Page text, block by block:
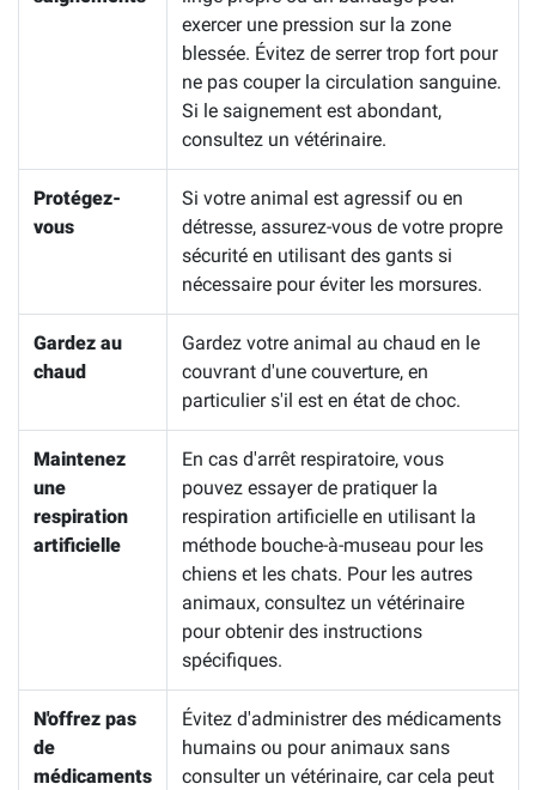
exercer une pression sur la zone
blessée. Évitez de serrer trop fort pour
ne pas couper la circulation sanguine.
Si le saignement est abondant,
consultez un vétérinaire.
Protégez-
vous
Si votre animal est agressif ou en
détresse, assurez-vous de votre propre
sécurité en utilisant des gants si
nécessaire pour éviter les morsures.
Gardez au
chaud
Gardez votre animal au chaud en le
couvrant d'une couverture, en
particulier s'il est en état de choc.
Maintenez
une
respiration
artificielle
En cas d'arrêt respiratoire, vous
pouvez essayer de pratiquer la
respiration artificielle en utilisant la
méthode bouche-à-museau pour les
chiens et les chats. Pour les autres
animaux, consultez un vétérinaire
pour obtenir des instructions
spécifiques.
N'offrez pas
de
médicaments
Évitez d'administrer des médicaments
humains ou pour animaux sans
consulter un vétérinaire, car cela peut